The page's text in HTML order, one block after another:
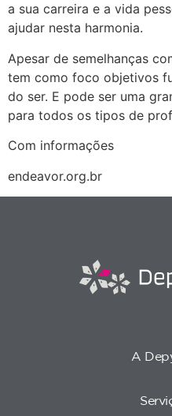
a sua carreira e a vida
ajudar nesta harmonia.
Apesar de semelhanças
tem como foco objetivos
do ser. E pode ser uma
para todos os tipos de
Com informações
endeavor.org.br
A